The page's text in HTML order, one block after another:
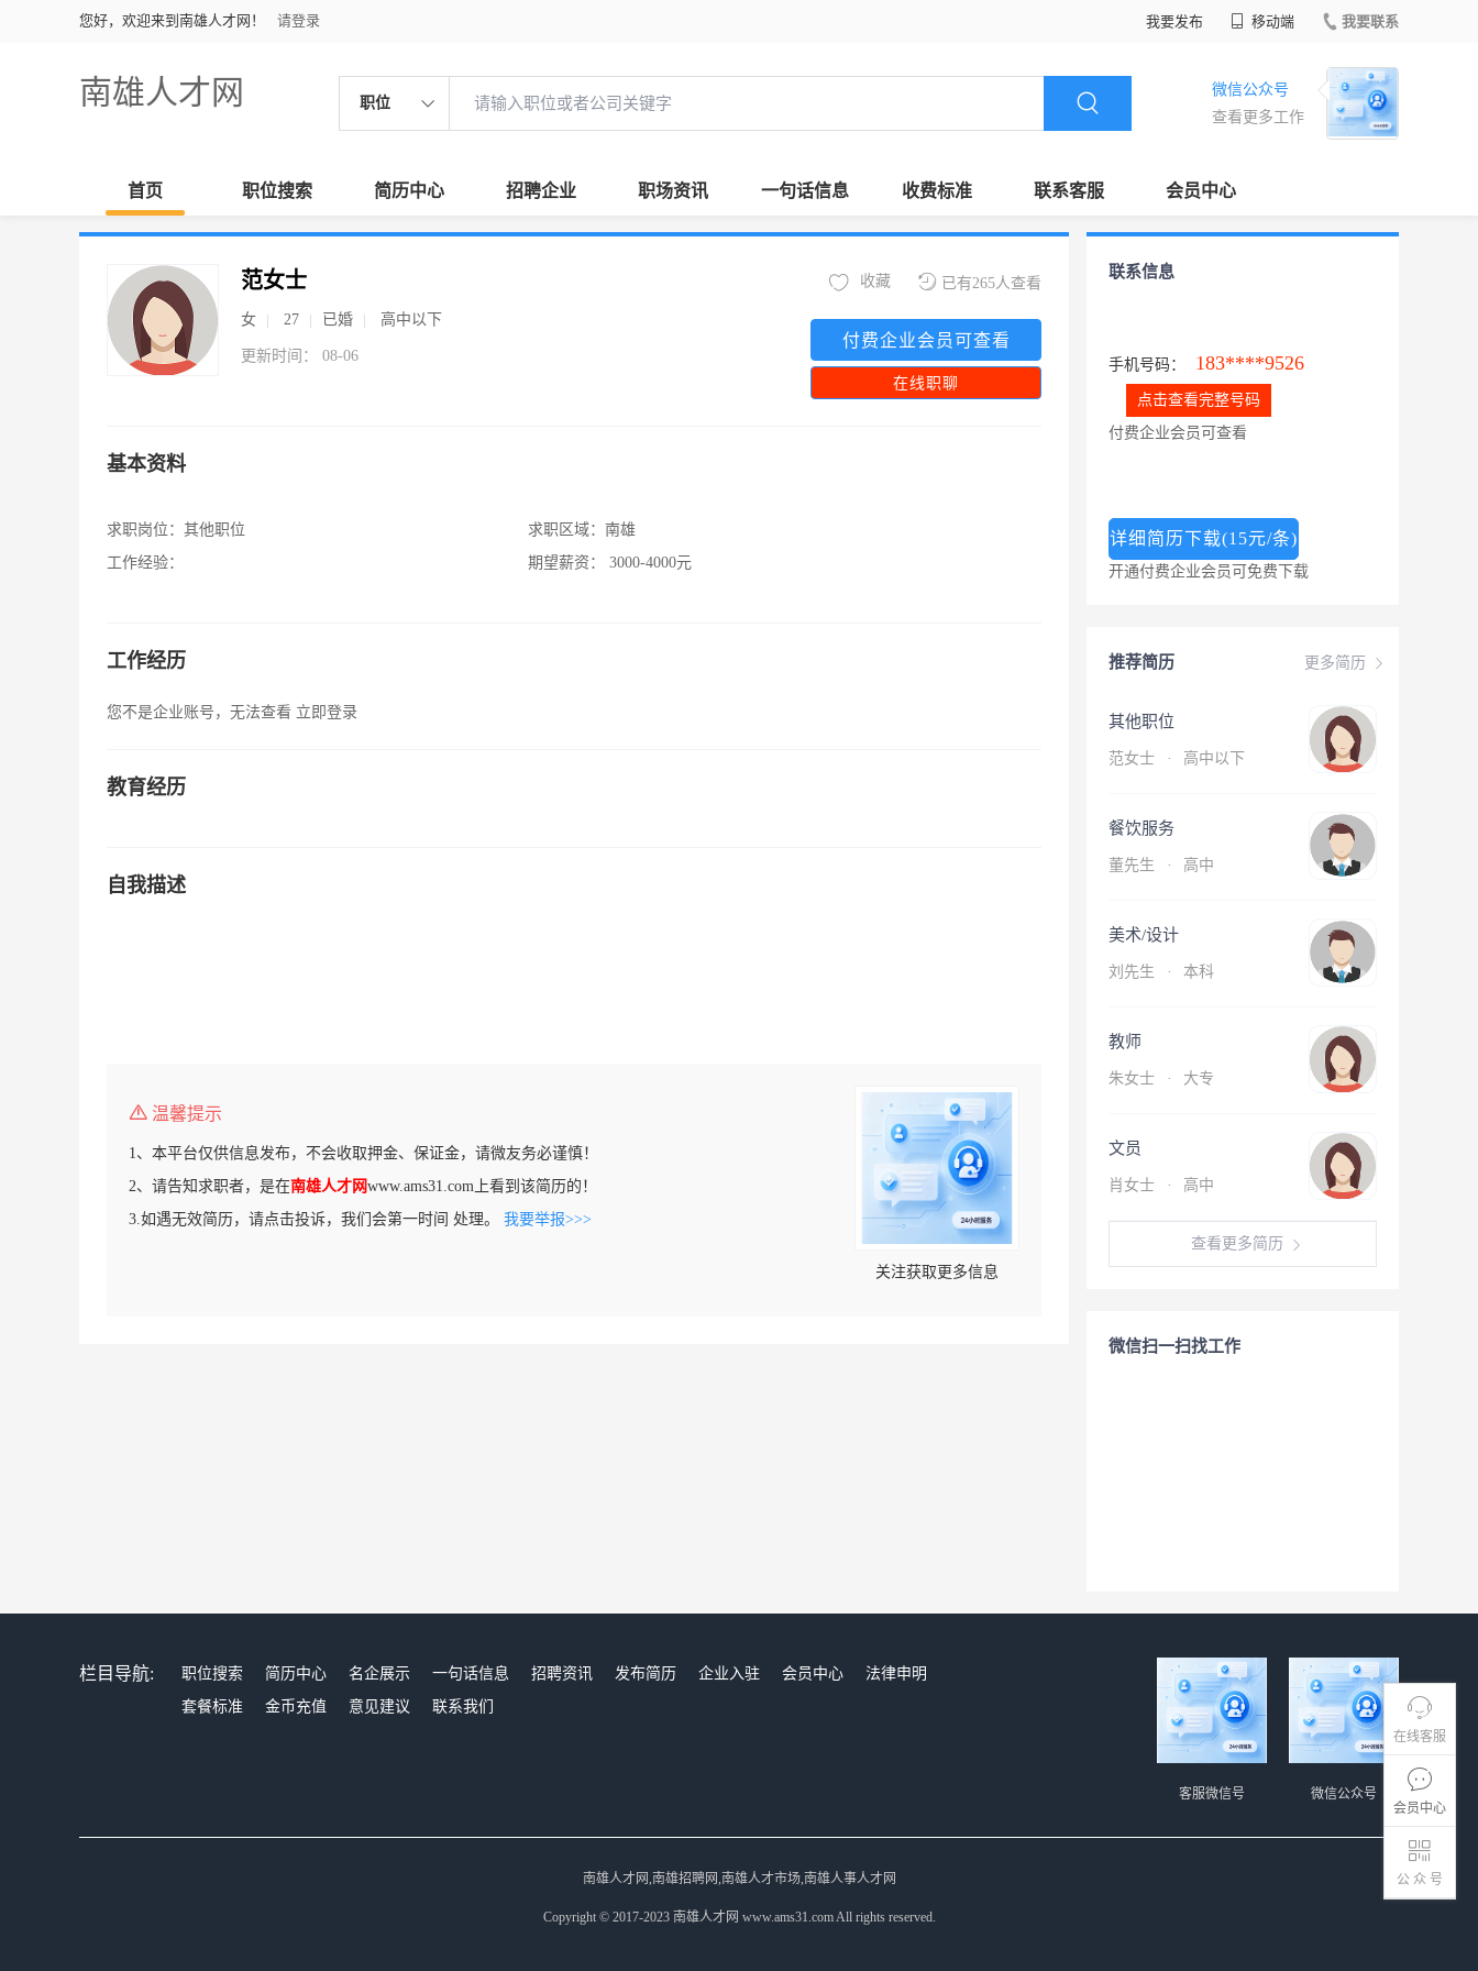
您好，欢迎来到南雄人才网！ 请登录 我要发布 移动端 我要联系
南雄人才网 职位
微信公众号
查看更多工作
首页 职位搜索 简历中心 招聘企业 职场资讯 一句话信息 收费标准 联系客服 会员中心
在线客服
会员中心
公 众 号
范女士
女 27 已婚 高中以下
更新时间： 08-06
已有265人查看
收藏
付费企业会员可查看
在线职聊
基本资料
求职岗位： 其他职位
工作经验：
求职区域： 南雄
期望薪资：
3000-4000元
工作经历
您不是企业账号，无法查看 立即登录
教育经历
自我描述
温馨提示
1、本平台仅供信息发布，不会收取押金、保证金，请微友务必谨慎！
2、请告知求职者，是在南雄人才网www.ams31.com上看到该简历的！
3.如遇无效简历，请点击投诉，我们会第一时间 处理。 我要举报>>>
关注获取更多信息
联系信息
手机号码： 183****9526
点击查看完整号码
付费企业会员可查看
详细简历下载(15元/条)
开通付费企业会员可免费下载
更多简历
推荐简历
其他职位
范女士 · 高中以下
餐饮服务
董先生 · 高中
美术/设计
刘先生 · 本科
教师
朱女士 · 大专
文员
肖女士 · 高中
查看更多简历
微信扫一扫找工作
栏目导航: 职位搜索 简历中心 名企展示 一句话信息 招聘资讯 发布简历 企业入驻 会员中心
法律申明
套餐标准
金币充值 意见建议 联系我们
微信公众号
客服微信号
南雄人才网,南雄招聘网,南雄人才市场,南雄人事人才网
Copyright © 2017-2023 南雄人才网 www.ams31.com All rights reserved.